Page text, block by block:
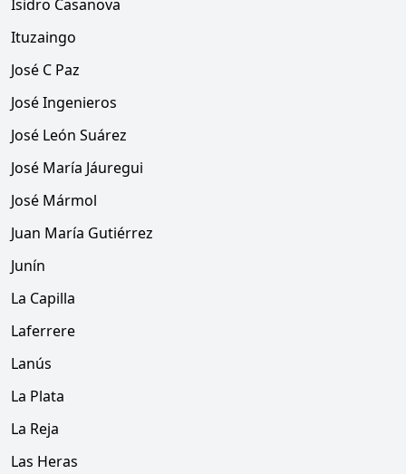
Isidro Casanova
Ituzaingo
José C Paz
José Ingenieros
José León Suárez
José María Jáuregui
José Mármol
Juan María Gutiérrez
Junín
La Capilla
Laferrere
Lanús
La Plata
La Reja
Las Heras